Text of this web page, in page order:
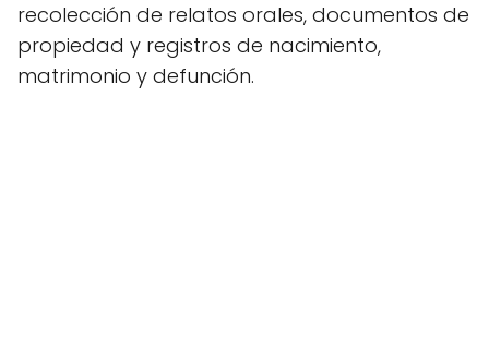
recolección de relatos orales, documentos de
propiedad y registros de nacimiento,
matrimonio y defunción.